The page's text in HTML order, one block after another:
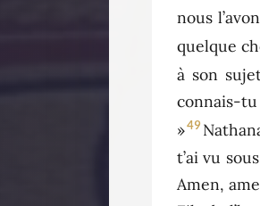
nous
quelque
à son
connais-
»49
t’ai vu
Amen,